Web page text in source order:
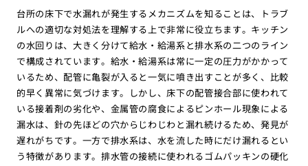
台所の床下で水漏れが発生するメカニズムを知ることは、トラブ
ルへの適切な対処法を理解する上で非常に役立ちます。キッチン
の水回りは、大きく分けて給水・給湯系と排水系の二つのライン
で構成されています。給水・給湯系は常に一定の圧力がかかって
いるため、配管に亀裂が入ると一気に噴き出すことが多く、比較
的早く異常に気づけます。しかし、床下の配管接合部に使われて
いる接着剤の劣化や、金属管の腐食によるピンホール現象による
漏水は、針の先ほどの穴からじわじわと漏れ続けるため、発見が
遅れがちです。一方で排水系は、水を流した時にだけ漏れるとい
う特徴があります。排水管の接続に使われるゴムパッキンの硬化